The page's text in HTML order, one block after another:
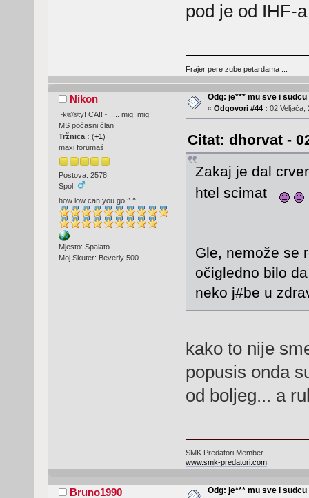
pod je od IHF-
Frajer pere zube petardama ...
Nikon
~k®®ty! CA!!~ ..... mig! mig!
MS počasni član
Tržnica : (+1)
maxi forumaš
Postova: 2578
Spol:
how low can you go ^.^
Mjesto: Spalato
Moj Skuter: Beverly 500
Odg: je*** mu sve i sudcu
« Odgovori #44 : 02 Veljača,
Citat: dhorvat -
Zakaj je dal
htel scimat
Gle, nemože se
očigledno bilo
neko j#be u
kako to nije
popusis onda
od boljeg... a
SMK Predatori Member
www.smk-predatori.com
Bruno1990 Odg: je*** mu sve i sudcu